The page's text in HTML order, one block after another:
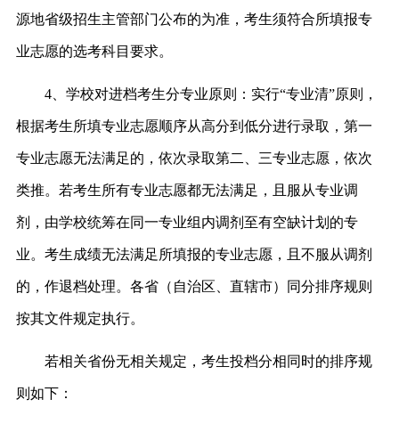
源地省级招生主管部门公布的为准，考生须符合所填报专
业志愿的选考科目要求。
4、学校对进档考生分专业原则：实行“专业清”原则，
根据考生所填专业志愿顺序从高分到低分进行录取，第一
专业志愿无法满足的，依次录取第二、三专业志愿，依次
类推。若考生所有专业志愿都无法满足，且服从专业调
剂，由学校统筹在同一专业组内调剂至有空缺计划的专
业。考生成绩无法满足所填报的专业志愿，且不服从调剂
的，作退档处理。各省（自治区、直辖市）同分排序规则
按其文件规定执行。
若相关省份无相关规定，考生投档分相同时的排序规
则如下：